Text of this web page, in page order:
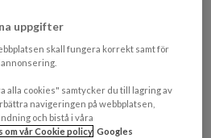
i vackra nyanserna. Det
anpassade för rosor, med gott
samt breda och låga krukor som
och lökväxter i
set med både kruka och fat, vilket
både inomhus och
uppgifter
skall fungera korrekt samt för
alla cookies" samtycker du till lagring av
navigeringen på webbplatsen,
och bistå i våra
om vår Cookie policy Googles